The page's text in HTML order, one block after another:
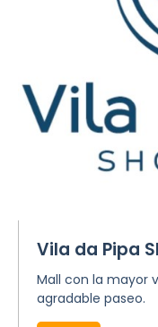
Vila da Pipa
Mall con la mayor
agradable paseo.